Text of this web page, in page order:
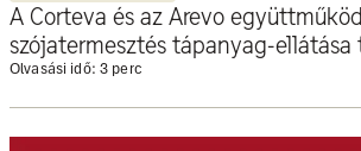
A Corteva és az Arevo
szójatermesztés tápanyag-ellátása
Olvasási idő: 3 perc